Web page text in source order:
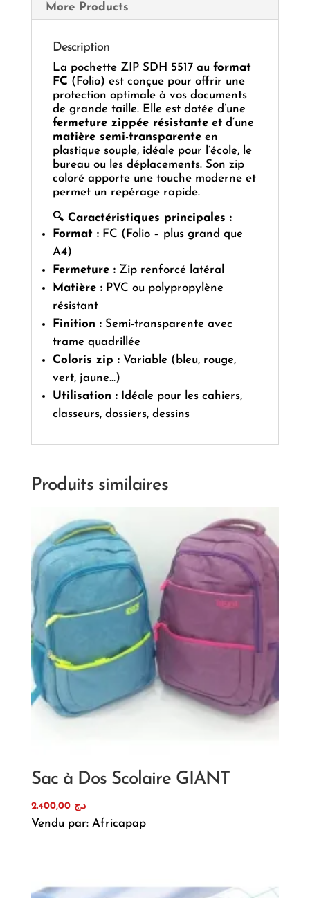
More Products
Description
La pochette ZIP SDH 5517 au format
FC (Folio) est conçue pour offrir une
protection optimale à vos documents
de grande taille. Elle est dotée d’une
fermeture zippée résistanteet d’une
matière semi-transparenteen
plastique souple, idéale pour l’école, le
bureau ou les déplacements. Son zip
coloré apporte une touche moderne et
permet un repérage rapide.
🔍 Caractéristiques principales :
Format :FC (Folio – plus grand que
A4)
Fermeture :Zip renforcé latéral
Matière :PVC ou polypropylène
résistant
Finition :Semi-transparente avec
trame quadrillée
Coloris zip :Variable (bleu, rouge,
vert, jaune…)
Utilisation :Idéale pour les cahiers,
classeurs, dossiers, dessins
Produits similaires
Sac à Dos Scolaire GIANT
د.ج 2.400,00
Vendu par: Africapap